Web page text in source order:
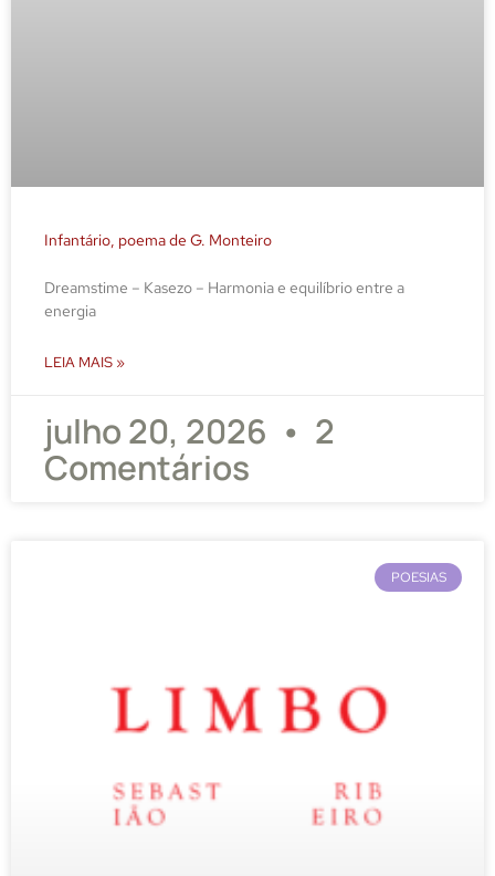
Infantário, poema de G. Monteiro
Dreamstime – Kasezo – Harmonia e equilíbrio entre a
energia
LEIA MAIS »
julho 20, 2026
2
Comentários
POESIAS